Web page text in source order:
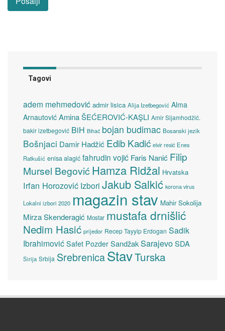
Tagovi
adem mehmedović admir lisica Alija Izetbegović Alma
Arnautović Amina ŠEĆEROVIĆ-KAŞLI Amir Sijamhodžić.
bakir izetbegović BiH Bihać bojan budimac Bosanski jezik
Bošnjaci Damir Hadžić Edib Kadić elvir resić Enes
Ratkušić enisa alagić fahrudin vojić Faris Nanić Filip
Mursel Begović Hamza Ridžal Hrvatska
Irfan Horozović Izbori Jakub Salkić korona virus
Lokalni izbori 2020 magazin stav Mahir Sokolija
Mirza Skenderagić Mostar mustafa drnišlić
Nedim Hasić prijedor Recep Tayyip Erdogan Sadik
Ibrahimović Safet Pozder SandžakSarajevoSDA
Sirija Srbija SrebrenicaStavTurska